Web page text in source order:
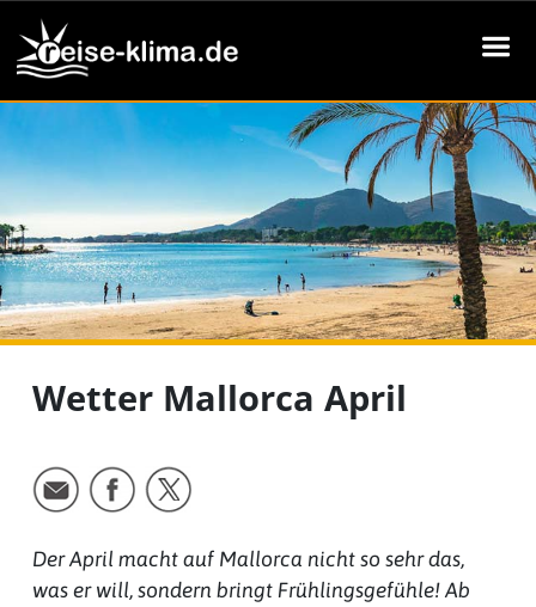
Wetter Mallorca April
Der April macht auf Mallorca nicht so sehr das,
was er will, sondern bringt Frühlingsgefühle! Ab